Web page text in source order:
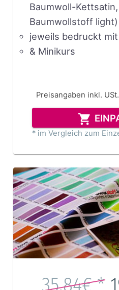
Baumwoll-
Baumwollstoff light)
jeweils bedruckt
& Minikurs
Preisangaben inkl. USt.
* im Vergleich zum
35.84€ *